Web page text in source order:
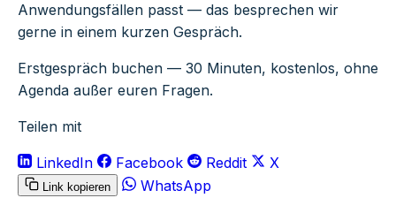
Anwendungsfällen passt — das besprechen wir
gerne in einem kurzen Gespräch.
Erstgespräch buchen — 30 Minuten, kostenlos, ohne
Agenda außer euren Fragen.
Teilen mit
LinkedIn Facebook Reddit X
Link kopieren
WhatsApp